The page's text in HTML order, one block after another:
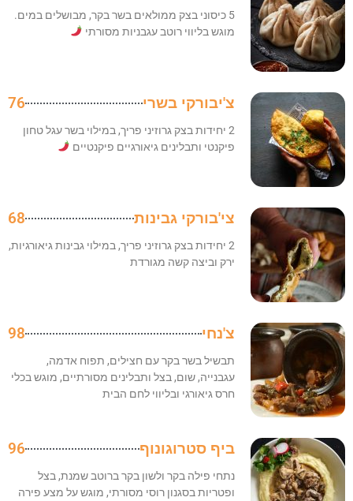
5 כיסוני בצק ממולאים בשר בקר, מבושלים במים.
מוגש בליווי רוטב עגבניות מסורתי
צ'יבורקי בשרי 76
2 יחידות בצק גרוזיני פריך, במילוי בשר עגל טחון
פיקנטי ותבלינים גיאורגיים פיקנטיים
צי'בורקי גבינות 68
2 יחידות בצק גרוזיני פריך, במילוי גבינות גיאורגיות,
ירק וביצה קשה מגורדת
צ'נחי 98
תבשיל בשר בקר עם חצילים, תפוח אדמה,
עגבנייה, שום, בצל ותבלינים מסורתיים, מוגש בכלי
חרס גיאורגי ובליווי לחם הבית
ביף סטרוגונוף 96
נתחי פילה בקר ולשון בקר ברוטב שמנת, בצל
ופטריות בסגנון רוסי מסורתי, מוגש על מצע פירה